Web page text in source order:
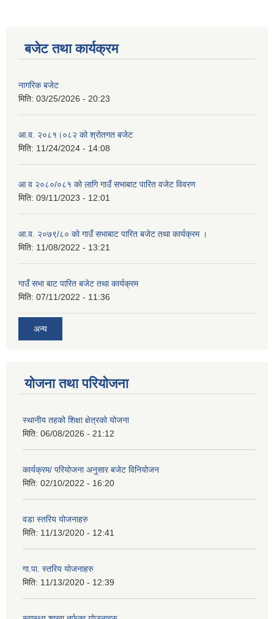
बजेट तथा कार्यक्रम
नागरिक बजेट
मिति: 03/25/2026 - 20:23
आ.व. २०८१।०८२ को श्रोतगत बजेट
मिति: 11/24/2024 - 14:08
आ व २०८०/०८१ को लागि गाउँ सभाबाट पारित वजेट विवरण
मिति: 09/11/2023 - 12:01
आ.व. २०७९/८० को गाउँ सभाबाट पारित बजेट तथा कार्यक्रम ।
मिति: 11/08/2022 - 13:21
गाउँ सभा बाट पारित बजेट तथा कार्यक्रम
मिति: 07/11/2022 - 11:36
अन्य
योजना तथा परियोजना
स्थानीय तहको शिक्षा क्षेत्रको योजना
मिति: 06/08/2026 - 21:12
कार्यक्रम/ परियोजना अनुसार बजेट विनियोजन
मिति: 02/10/2022 - 16:20
वडा स्तरिय योजनाहरु
मिति: 11/13/2020 - 12:41
गा.पा. स्तरिय योजनाहरु
मिति: 11/13/2020 - 12:39